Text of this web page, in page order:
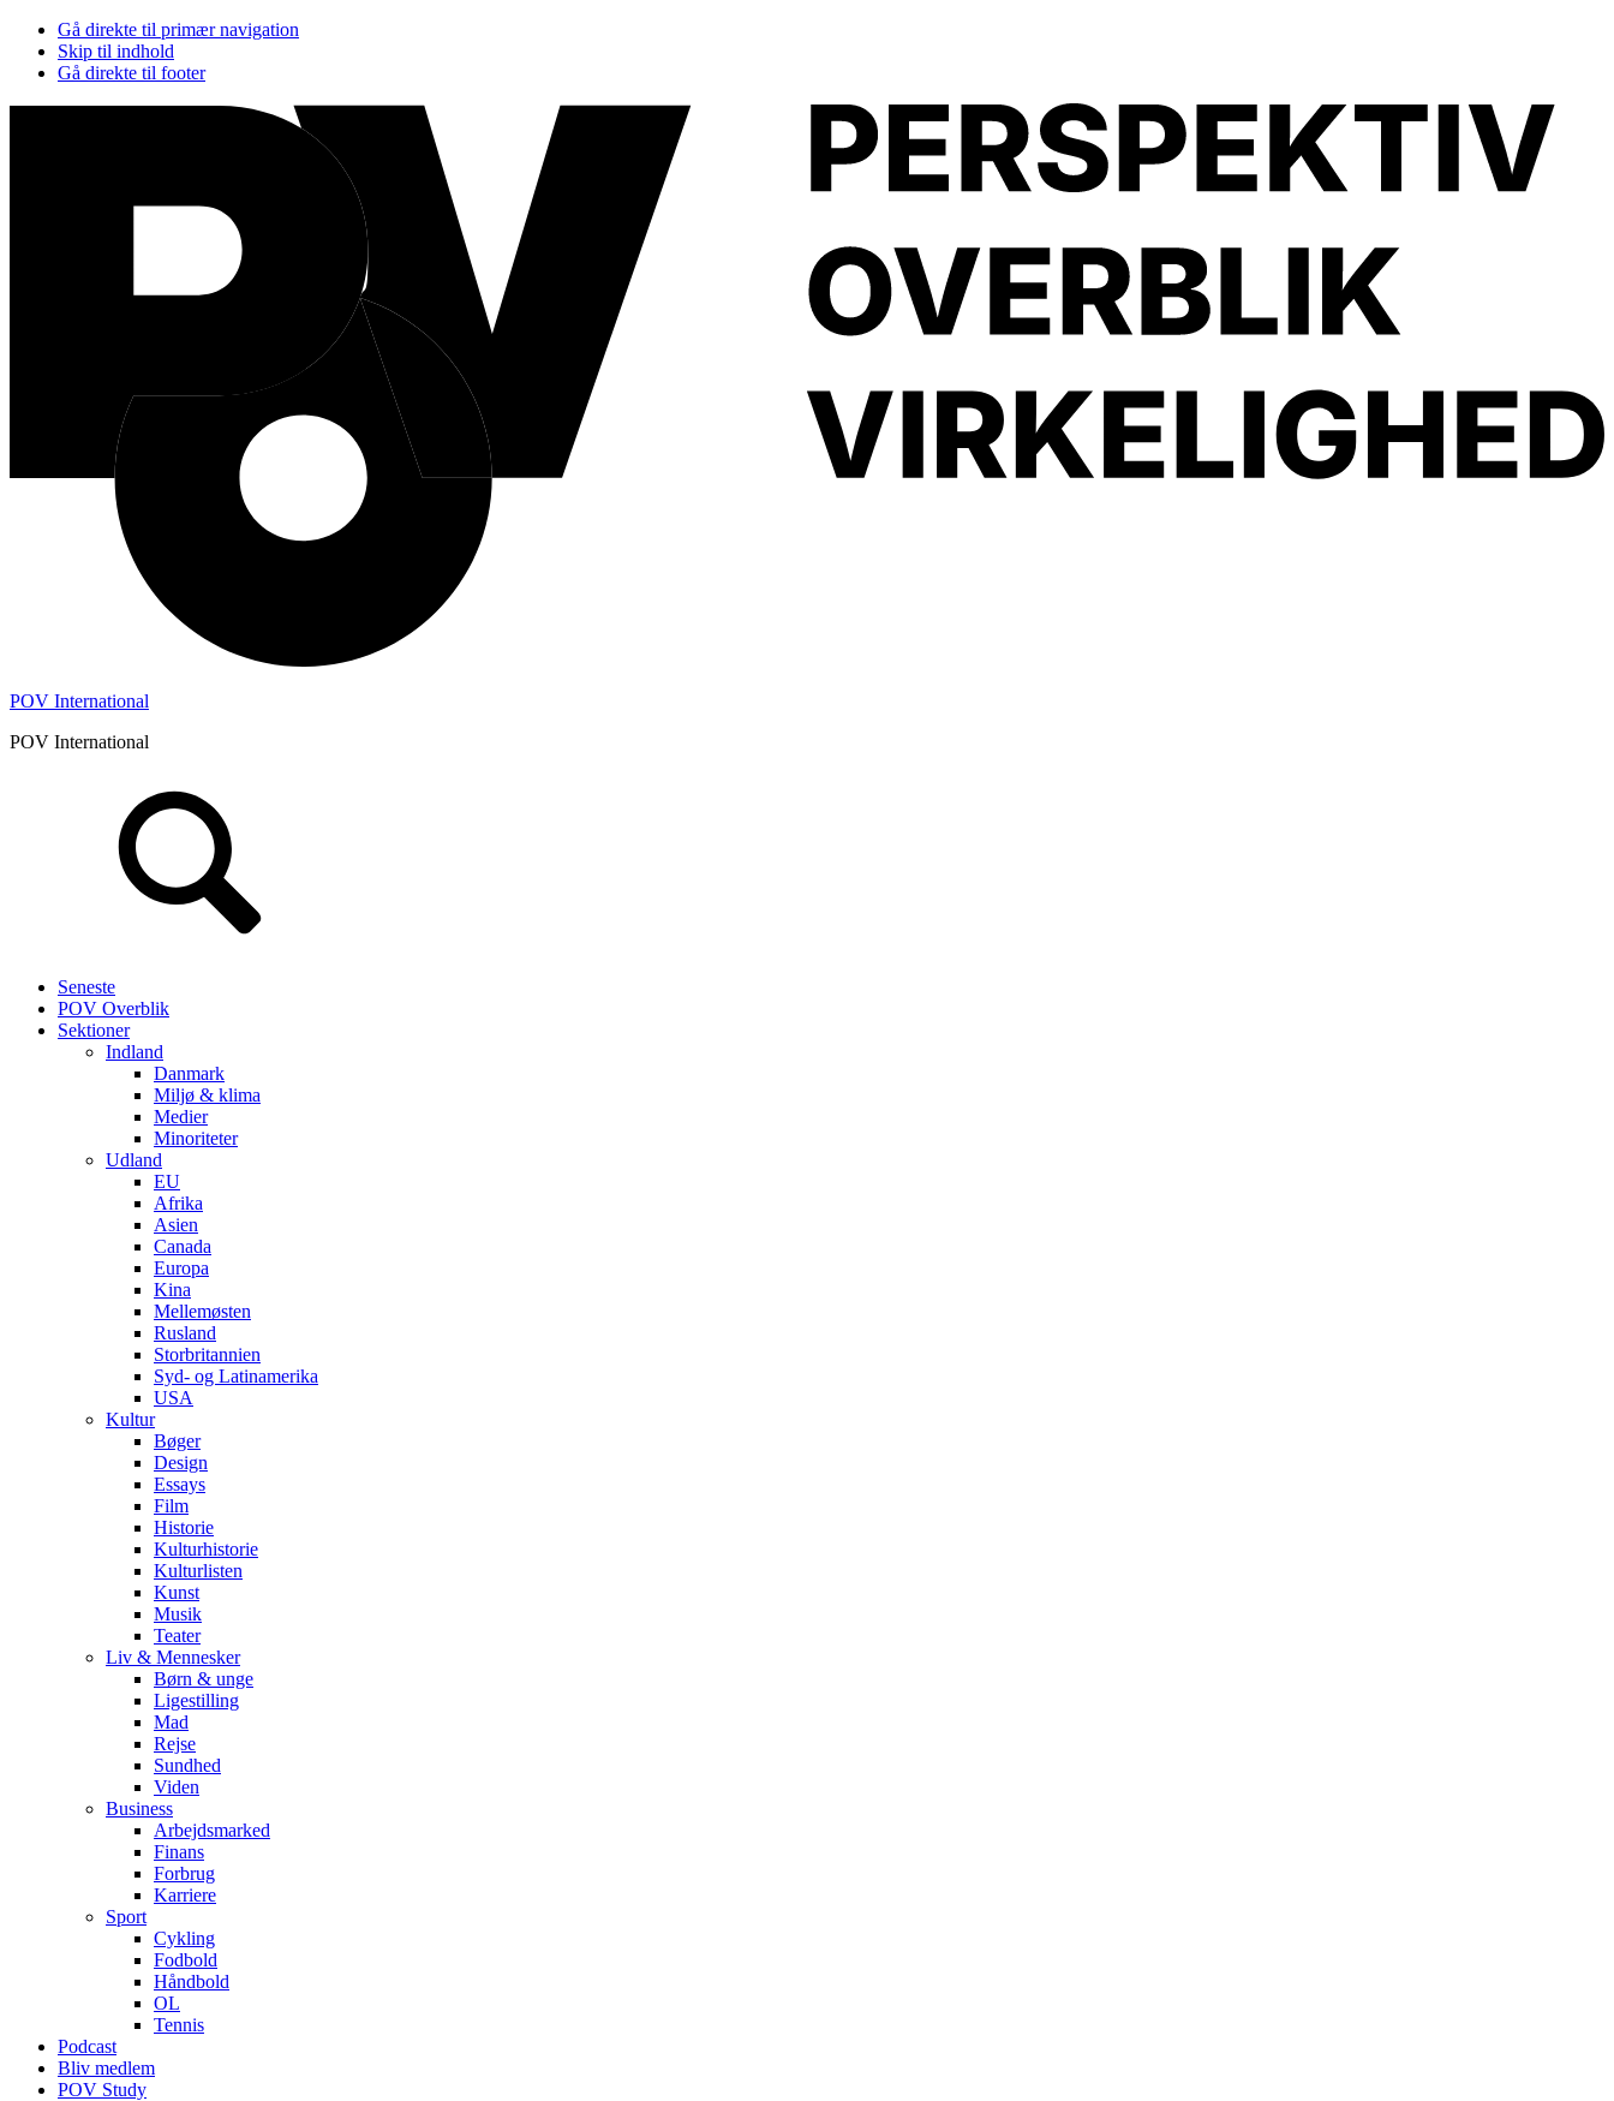
Gå direkte til primær navigation
Skip til indhold
Gå direkte til footer
POV International
POV International
Seneste
POV Overblik
Sektioner
Indland
Danmark
Miljø & klima
Medier
Minoriteter
Udland
EU
Afrika
Asien
Canada
Europa
Kina
Mellemøsten
Rusland
Storbritannien
Syd- og Latinamerika
USA
Kultur
Bøger
Design
Essays
Film
Historie
Kulturhistorie
Kulturlisten
Kunst
Musik
Teater
Liv & Mennesker
Børn & unge
Ligestilling
Mad
Rejse
Sundhed
Viden
Business
Arbejdsmarked
Finans
Forbrug
Karriere
Sport
Cykling
Fodbold
Håndbold
OL
Tennis
Podcast
Bliv medlem
POV Study